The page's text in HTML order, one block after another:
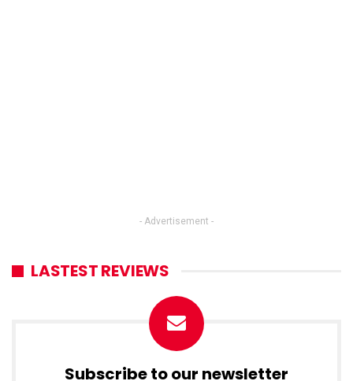
- Advertisement -
LASTEST REVIEWS
Subscribe to our newsletter